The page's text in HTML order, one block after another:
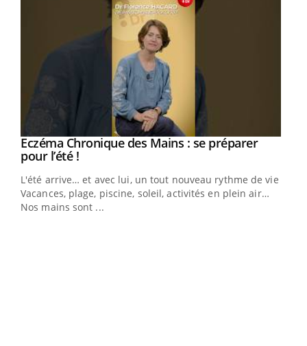
Youtube
Eczéma Chronique des Mains : se préparer
pour l’été !Youtube
L'été arrive… et avec lui, un tout nouveau rythme de vie !
Vacances, plage, piscine, soleil, activités en plein air…
Nos mains sont ...